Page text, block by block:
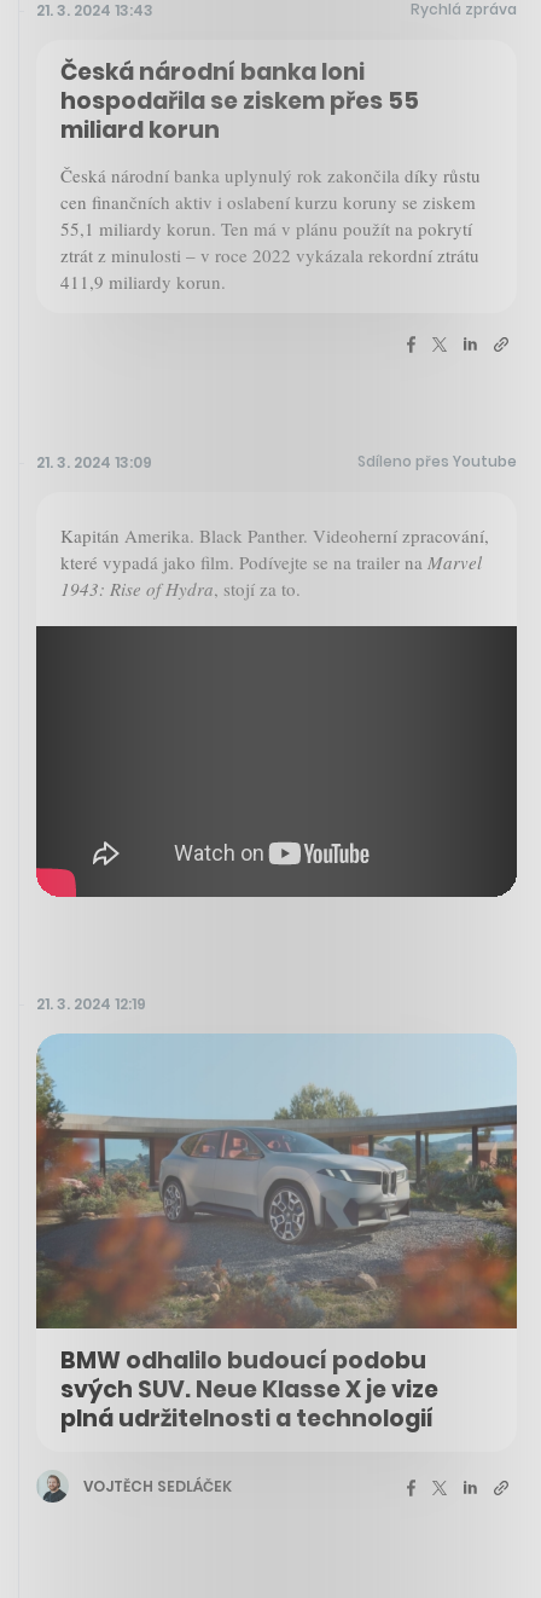
21. 3. 2024 13:43 Rychlá zpráva
Česká národní banka loni
hospodařila se ziskem přes 55
miliard korun
Česká národní banka uplynulý rok zakončila díky růstu
cen finančních aktiv i oslabení kurzu koruny se ziskem
55,1 miliardy korun. Ten má v plánu použít na pokrytí
ztrát z minulosti – v roce 2022 vykázala rekordní ztrátu
411,9 miliardy korun.
21. 3. 2024 13:09 Sdíleno přes Youtube
Kapitán Amerika. Black Panther. Videoherní zpracování,
které vypadá jako film. Podívejte se na trailer na Marvel
1943: Rise of Hydra, stojí za to.
21. 3. 2024 12:19
BMW odhalilo budoucí podobu
svých SUV. Neue Klasse X je vize
plná udržitelnosti a technologií
VOJTĚCH SEDLÁČEK